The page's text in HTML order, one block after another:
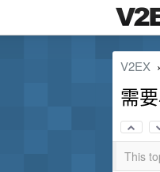
V2EX ›
需
This